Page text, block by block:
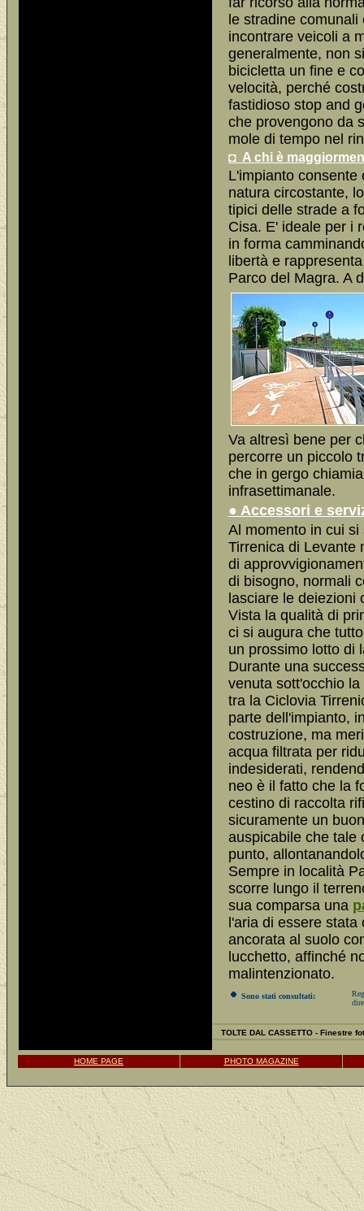
le stradine
incontrare veicoli a
generalmente, non
bicicletta un fine e
velocità, perché
fastidioso stop and
che provengono da
mole di tempo nel
◘ A chi è
L'impianto consente
natura circostante,
tipici delle strade a
Cisa. E' ideale per i
in forma
libertà e
Parco del Magra. A
Va altresì bene per
percorre un piccolo
che in gergo
infrasettimanale.
● Accessori e
Al momento in cui
Tirrenica di Levante
di
di bisogno, normali
lasciare le deiezioni
Vista la qualità di
ci si augura che
un prossimo lotto di
Durante una
venuta sott'occhio la
tra la Ciclovia
parte dell'impianto,
costruzione, ma
acqua filtrata per
indesiderati,
neo è il fatto che la
cestino di raccolta
sicuramente un
auspicabile che tale
punto,
Sempre in località
scorre lungo il
sua comparsa una
l'aria di essere
ancorata al suolo
lucchetto, affinché
malintenzionato.
Sono stati consultati:
TOLTE DAL CASSETTO - Finestre
HOME PAGE PHOTO MAGAZINE